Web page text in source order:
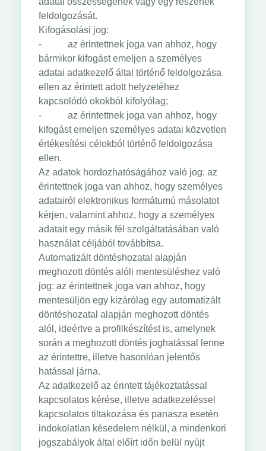
feldolgozását.
Kifogásolási jog:
- az érintettnek joga van ahhoz, hogy
bármikor kifogást emeljen a személyes
adatai adatkezelő által történő feldolgozása
ellen az érintett adott helyzetéhez
kapcsolódó okokból kifolyólag;
- az érintettnek joga van ahhoz, hogy
kifogást emeljen személyes adatai közvetlen
értékesítési célokból történő feldolgozása
ellen.
Az adatok hordozhatóságához való jog: az
érintettnek joga van ahhoz, hogy személyes
adatairól elektronikus formátumú másolatot
kérjen, valamint ahhoz, hogy a személyes
adatait egy másik fél szolgáltatásában való
használat céljából továbbítsa.
Automatizált döntéshozatal alapján
meghozott döntés alóli mentesüléshez való
jog: az érintettnek joga van ahhoz, hogy
mentesüljön egy kizárólag egy automatizált
döntéshozatal alapján meghozott döntés
alól, ideértve a profilkészítést is, amelynek
során a meghozott döntés joghatással lenne
az érintettre, illetve hasonlóan jelentős
hatással járna.
Az adatkezelő az érintett tájékoztatással
kapcsolatos kérése, illetve adatkezeléssel
kapcsolatos tiltakozása és panasza esetén
indokolatlan késedelem nélkül, a mindenkori
jogszabályok által előírt időn belül nyújt